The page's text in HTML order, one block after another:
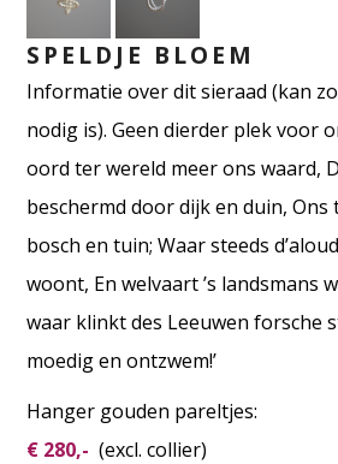
SPELDJE BLOEM
Informatie over dit sieraad (kan
nodig is). Geen dierder plek voor
oord ter wereld meer ons waard,
beschermd door dijk en duin, Ons
bosch en tuin; Waar steeds
woont, En welvaart ’s landsmans
waar klinkt des Leeuwen forsche
moedig en ontzwem!’
Hanger gouden pareltjes:
€ 280,- (excl. collier)